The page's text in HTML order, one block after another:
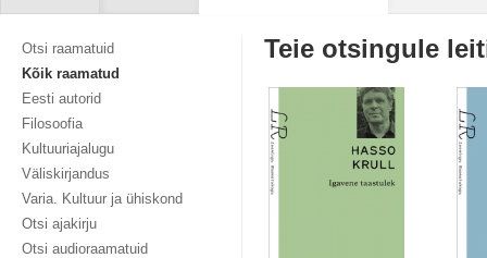
Otsi raamatuid
Kõik raamatud
Eesti autorid
Filosoofia
Kultuuriajalugu
Väliskirjandus
Varia. Kultuur ja ühiskond
Otsi ajakirju
Otsi audioraamatuid
Teie otsingule